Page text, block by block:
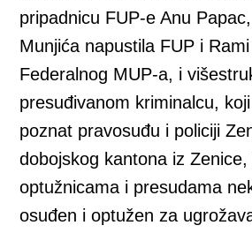
pripadnicu FUP-e Anu
Munjića napustila FUP i
Federalnog MUP-a, i
presuđivanom kriminalcu,
poznat pravosuđu i policiji
dobojskog kantona iz
optužnicama i presudama
osuđen i optužen za